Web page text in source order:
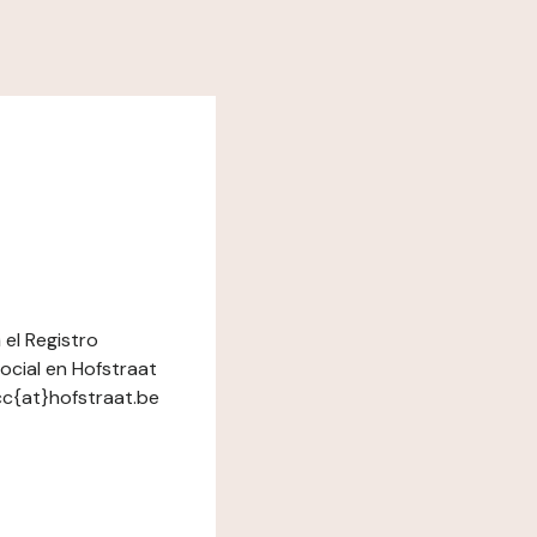
Registro
en Hofstraat